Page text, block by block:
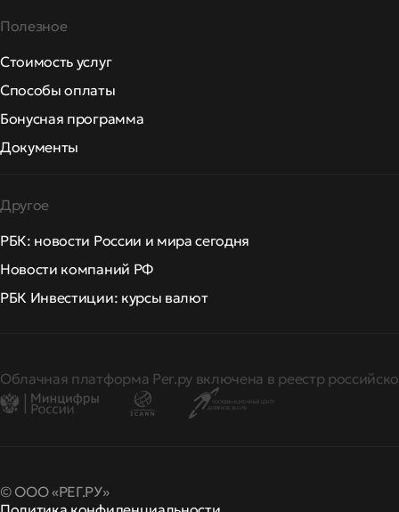
Полезное
Стоимость услуг
Способы оплаты
Бонусная программа
Документы
Другое
РБК: новости России и мира сегодня
Новости компаний РФ
РБК Инвестиции: курсы валют
Облачная платформа Рег.ру включена в реестр
© ООО «РЕГ.РУ»